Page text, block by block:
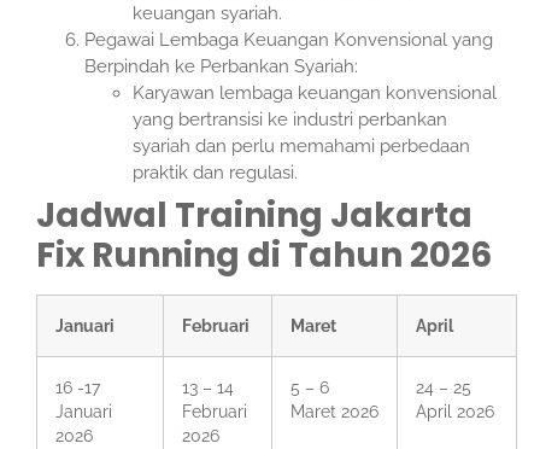
keuangan syariah.
Pegawai Lembaga Keuangan Konvensional yang
Berpindah ke Perbankan Syariah:
Karyawan lembaga keuangan konvensional
yang bertransisi ke industri perbankan
syariah dan perlu memahami perbedaan
praktik dan regulasi.
Jadwal Training Jakarta
Fix Running di Tahun 2026
Januari Februari Maret April
16 -17
Januari
2026
13 – 14
Februari
2026
5 – 6
Maret 2026
24 – 25
April 2026